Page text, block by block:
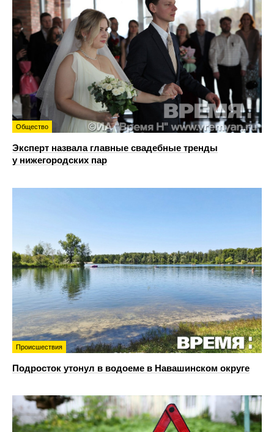
Общество
Эксперт назвала главные свадебные тренды
у нижегородских пар
Происшествия
Подросток утонул в водоеме в Навашинском округе